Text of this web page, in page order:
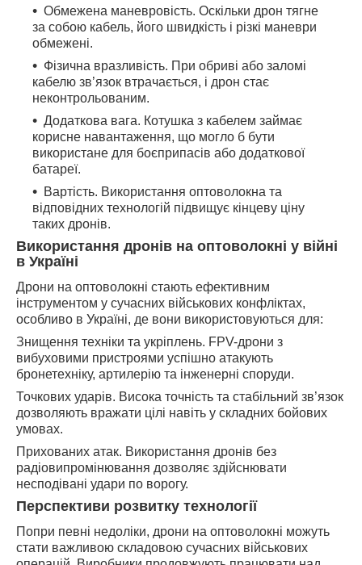
Обмежена маневровість. Оскільки дрон тягне
за собою кабель, його швидкість і різкі маневри
обмежені.
Фізична вразливість. При обриві або заломі
кабелю зв’язок втрачається, і дрон стає
неконтрольованим.
Додаткова вага. Котушка з кабелем займає
корисне навантаження, що могло б бути
використане для боєприпасів або додаткової
батареї.
Вартість. Використання оптоволокна та
відповідних технологій підвищує кінцеву ціну
таких дронів.
Використання дронів на оптоволокні у війні
в Україні
Дрони на оптоволокні стають ефективним
інструментом у сучасних військових конфліктах,
особливо в Україні, де вони використовуються для:
Знищення техніки та укріплень. FPV-дрони з
вибуховими пристроями успішно атакують
бронетехніку, артилерію та інженерні споруди.
Точкових ударів. Висока точність та стабільний зв’язок
дозволяють вражати цілі навіть у складних бойових
умовах.
Прихованих атак. Використання дронів без
радіовипромінювання дозволяє здійснювати
несподівані удари по ворогу.
Перспективи розвитку технології
Попри певні недоліки, дрони на оптоволокні можуть
стати важливою складовою сучасних військових